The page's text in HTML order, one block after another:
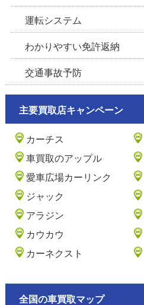
運転システム
わかりやすい免許返納
交通事故予防
主要買取店キャンペーン
カーチス
車買取のアップル
愛車広場カーリンク
ジャック
アラジン
カウカウ
カーネクスト
全国の車買取マップ